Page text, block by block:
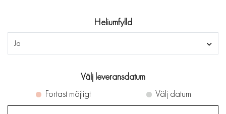
Heliumfylld
Ja
Välj leveransdatum
Fortast möjligt
Välj datum